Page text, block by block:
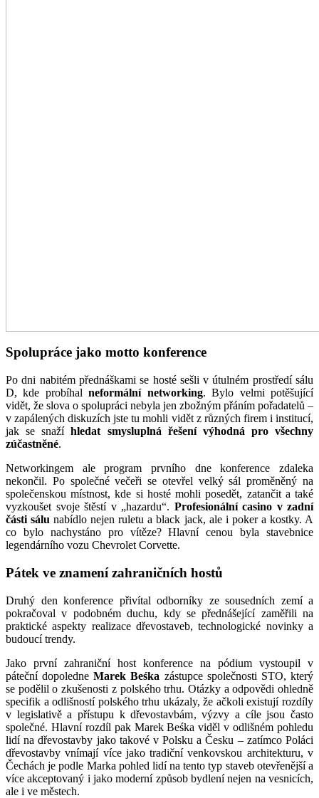
Spolupráce jako motto konference
Po dni nabitém přednáškami se hosté sešli v útulném prostředí sálu
D, kde probíhal neformální networking. Bylo velmi potěšující
vidět, že slova o spolupráci nebyla jen zbožným přáním pořadatelů –
v zapálených diskuzích jste tu mohli vidět z různých firem i institucí,
jak se snažíhledat smysluplná řešení výhodná pro všechny
zúčastněné.
Networkingem ale program prvního dne konference zdaleka
nekončil. Po společné večeři se otevřel velký sál proměněný na
společenskou místnost, kde si hosté mohli posedět, zatančit a také
vyzkoušet svoje štěstí v „hazardu“. Profesionální casino v zadní
části sálu nabídlo nejen ruletu a black jack, ale i poker a kostky. A
co bylo nachystáno pro vítěze? Hlavní cenou byla stavebnice
legendárního vozu Chevrolet Corvette.
Pátek ve znamení zahraničních hostů
Druhý den konference přivítal odborníky ze sousedních zemí a
pokračoval v podobném duchu, kdy se přednášející zaměřili na
praktické aspekty realizace dřevostaveb, technologické novinky a
budoucí trendy.
Jako první zahraniční host konference na pódium vystoupil v
páteční dopoledneMarek Beśka zástupce společnosti STO, který
se podělil o zkušenosti z polského trhu. Otázky a odpovědi ohledně
specifik a odlišností polského trhu ukázaly, že ačkoli existují rozdíly
v legislativě a přístupu k dřevostavbám, výzvy a cíle jsou často
společné. Hlavní rozdíl pak Marek Beśka viděl v odlišném pohledu
lidí na dřevostavby jako takové v Polsku a Česku – zatímco Poláci
dřevostavby vnímají více jako tradiční venkovskou architekturu, v
Čechách je podle Marka pohled lidí na tento typ staveb otevřenější a
více akceptovaný i jako moderní způsob bydlení nejen na vesnicích,
ale i ve městech.